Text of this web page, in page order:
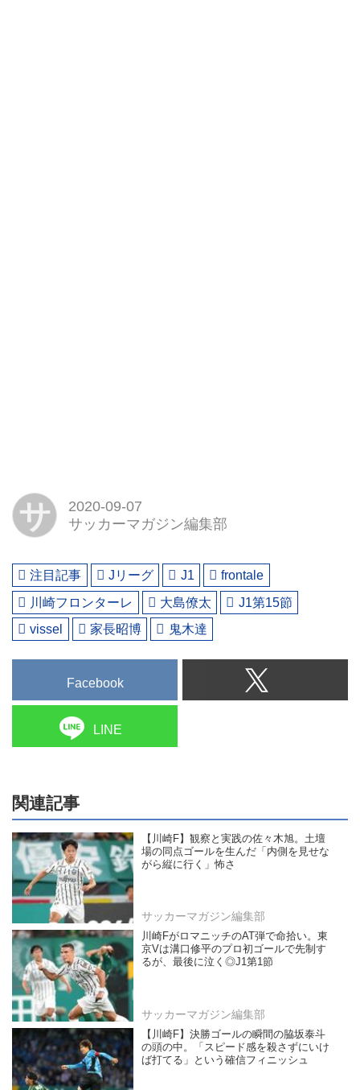
サ
2020-09-07
サッカーマガジン編集部
注目記事 Jリーグ J1
frontale
川崎フロンターレ
大島僚太
J1第15節
vissel
家長昭博 鬼木達
Facebook
LINE
関連記事
【川崎F】観察と実践の佐々木旭。土壇
場の同点ゴールを生んだ「内側を見せな
がら縦に行く」怖さ
サッカーマガジン編集部
川崎FがロマニッチのAT弾で命拾い。東
京Vは溝口修平のプロ初ゴールで先制す
るが、最後に泣く◎J1第1節
サッカーマガジン編集部
【川崎F】決勝ゴールの瞬間の脇坂泰斗
の頭の中。「スピード感を殺さずにいけ
ば打てる」という確信フィニッシュ